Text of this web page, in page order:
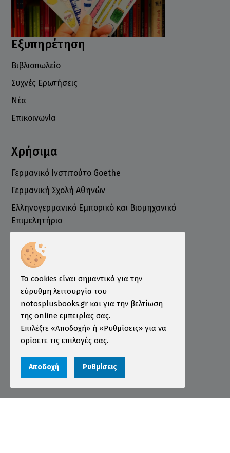
Εξυπηρέτηση
Βιβλιοπωλείο
Συχνές Ερωτήσεις
Νέα
Επικοινωνία
Χρήσιμα
Γερμανικό Ινστιτούτο Goethe
Γερμανική Σχολή Αθηνών
Ελληνογερμανικό Εμπορικό και Βιομηχανικό
Επιμελητήριο
Πληροφορίες
Τρόποι Πληρωμής
Τρόποι Αποστολής
Εγγύηση - Επιστροφές
Όροι χρήσης
Προστασία Προσωπικών Δεδομένων
Cookies
Τα cookies είναι σημαντικά για την
εύρυθμη λειτουργία του
notosplusbooks.gr και για την βελτίωση
της online εμπειρίας σας.
Επιλέξτε «Αποδοχή» ή «Ρυθμίσεις» για να
ορίσετε τις επιλογές σας.
Αποδοχή Ρυθμίσεις